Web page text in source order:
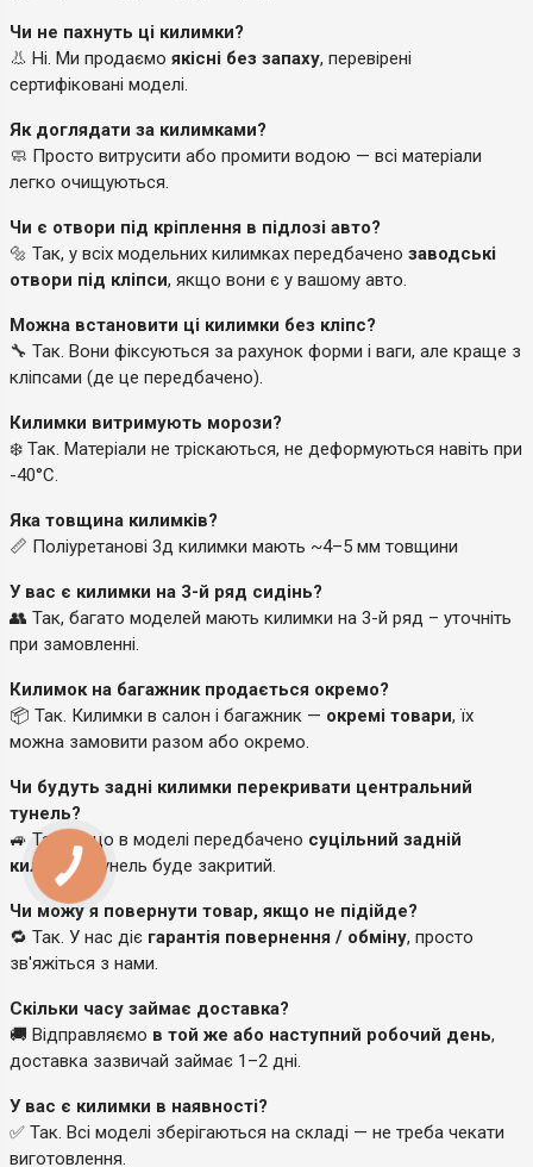
Чи не пахнуть ці килимки?
👃 Ні. Ми продаємо якісні без запаху, перевірені
сертифіковані моделі.
Як доглядати за килимками?
🧼 Просто витрусити або промити водою — всі матеріали
легко очищуються.
Чи є отвори під кріплення в підлозі авто?
🔩 Так, у всіх модельних килимках передбачено заводські
отвори під кліпси, якщо вони є у вашому авто.
Можна встановити ці килимки без кліпс?
🔧 Так. Вони фіксуються за рахунок форми і ваги, але краще з
кліпсами (де це передбачено).
Килимки витримують морози?
❄️ Так. Матеріали не тріскаються, не деформуються навіть при
-40°C.
Яка товщина килимків?
📏 Поліуретанові 3д килимки мають ~4–5 мм товщини
У вас є килимки на 3-й ряд сидінь?
👥 Так, багато моделей мають килимки на 3-й ряд – уточніть
при замовленні.
Килимок на багажник продається окремо?
📦 Так. Килимки в салон і багажник — окремі товари, їх
можна замовити разом або окремо.
Чи будуть задні килимки перекривати центральний
тунель?
🚙 Так, якщо в моделі передбачено суцільний задній
килимок
, тунель буде закритий.
Чи можу я повернути товар, якщо не підійде?
🔁 Так. У нас діє гарантія повернення / обміну, просто
зв'яжіться з нами.
Скільки часу займає доставка?
🚚 Відправляємо в той же або наступний робочий день,
доставка зазвичай займає 1–2 дні.
У вас є килимки в наявності?
✅ Так. Всі моделі зберігаються на складі — не треба чекати
виготовлення.